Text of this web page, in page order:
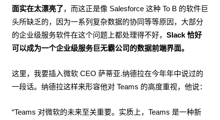
面实在太漂亮了，而这正是像 Salesforce 这种 To B 的软件巨
头所缺乏的，因为一系列复杂数据的协同等等原因，大部分
的企业级服务软件在这个问题上都处理得不好， Slack 恰好
可以成为一个企业级服务巨无霸公司的数据前端界面。
这里，我要插入微软 CEO 萨蒂亚.纳德拉在今年年中说过的
一段话。纳德拉这样来形容他对 Teams 的高度重视，他说：
“Teams 对微软的未来至关重要。实质上，Teams 是一种新